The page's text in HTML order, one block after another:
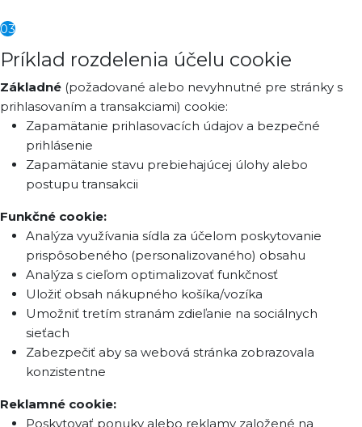
03
Príklad rozdelenia účelu cookie
Základné (požadované alebo nevyhnutné pre stránky s
prihlasovaním a transakciami) cookie:
Zapamätanie prihlasovacích údajov a bezpečné
prihlásenie
Zapamätanie stavu prebiehajúcej úlohy alebo
postupu transakcii
Funkčné cookie:
Analýza využívania sídla za účelom poskytovanie
prispôsobeného (personalizovaného) obsahu
Analýza s cieľom optimalizovať funkčnosť
Uložiť obsah nákupného košíka/vozíka
Umožniť tretím stranám zdieľanie na sociálnych
sieťach
Zabezpečiť aby sa webová stránka zobrazovala
konzistentne
Reklamné cookie:
Poskytovať ponuky alebo reklamy založené na